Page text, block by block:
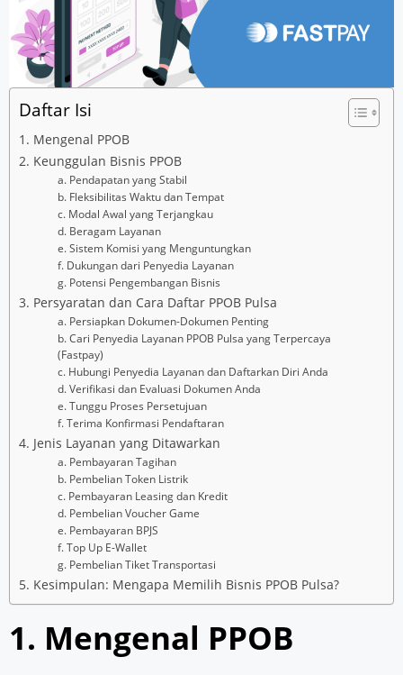
Daftar Isi
1. Mengenal PPOB
2. Keunggulan Bisnis PPOB
a. Pendapatan yang Stabil
b. Fleksibilitas Waktu dan Tempat
c. Modal Awal yang Terjangkau
d. Beragam Layanan
e. Sistem Komisi yang Menguntungkan
f. Dukungan dari Penyedia Layanan
g. Potensi Pengembangan Bisnis
3. Persyaratan dan Cara Daftar PPOB Pulsa
a. Persiapkan Dokumen-Dokumen Penting
b. Cari Penyedia Layanan PPOB Pulsa yang Terpercaya
(Fastpay)
c. Hubungi Penyedia Layanan dan Daftarkan Diri Anda
d. Verifikasi dan Evaluasi Dokumen Anda
e. Tunggu Proses Persetujuan
f. Terima Konfirmasi Pendaftaran
4. Jenis Layanan yang Ditawarkan
a. Pembayaran Tagihan
b. Pembelian Token Listrik
c. Pembayaran Leasing dan Kredit
d. Pembelian Voucher Game
e. Pembayaran BPJS
f. Top Up E-Wallet
g. Pembelian Tiket Transportasi
5. Kesimpulan: Mengapa Memilih Bisnis PPOB Pulsa?
1. Mengenal PPOB